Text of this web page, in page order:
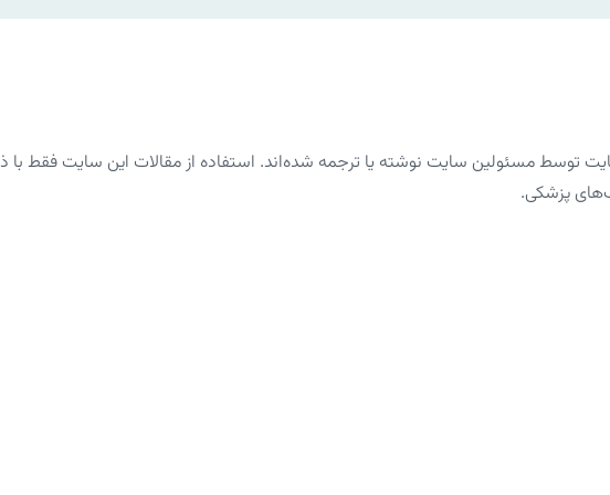
مسئولین سایت نوشته یا ترجمه شده‌اند. استفاده از مقالات این سایت فقط با